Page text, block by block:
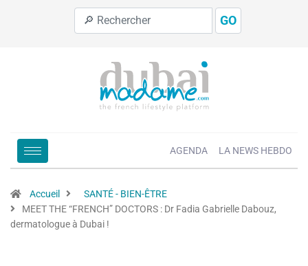
GO
AGENDA LA NEWS HEBDO
Accueil
SANTÉ - BIEN-ÊTRE
MEET THE “FRENCH” DOCTORS : Dr Fadia Gabrielle Dabouz,
dermatologue à Dubai !